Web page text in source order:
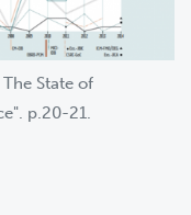
State of
p.20-21.